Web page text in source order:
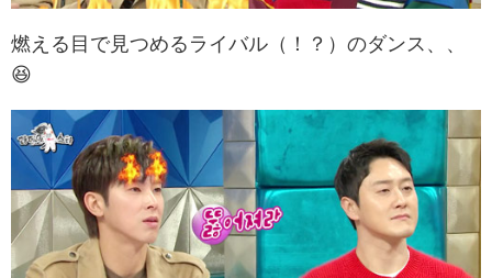
燃える目で見つめるライバル（！？）のダンス、、
😆